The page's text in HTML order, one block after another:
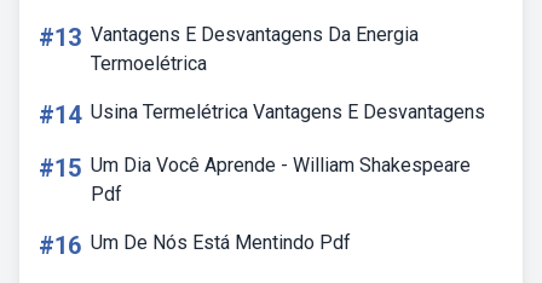
#13 Vantagens E Desvantagens Da Energia
Termoelétrica
#14 Usina Termelétrica Vantagens E Desvantagens
#15 Um Dia Você Aprende - William Shakespeare
Pdf
#16 Um De Nós Está Mentindo Pdf